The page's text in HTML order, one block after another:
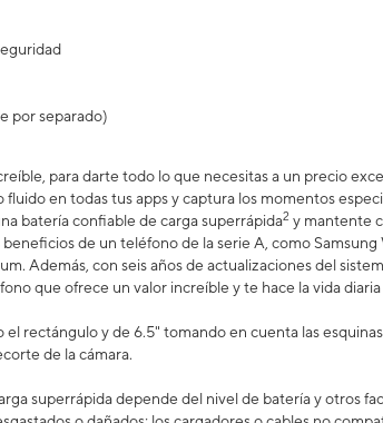
por separado)
para darte todo lo que necesitas a un precio
fluido en todas tus apps y captura los momentos
batería confiable de carga superrápida2 y mantente
de un teléfono de la serie A, como Samsung
Además, con seis años de actualizaciones del
que ofrece un valor increíble y te hace la vida diaria
rectángulo y de 6.5" tomando en cuenta las
de la cámara.
superrápida depende del nivel de batería y otros